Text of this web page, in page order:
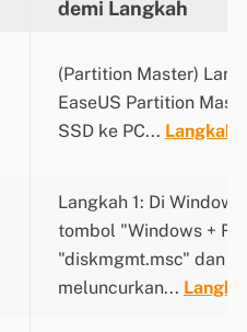
demi Langkah
(Partition Master)
EaseUS Partition
SSD ke PC... Langkah
Langkah 1: Di
tombol "Windows +
"diskmgmt.msc" dan
meluncurkan...